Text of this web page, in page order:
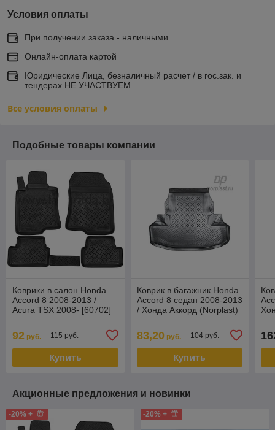
Условия оплаты
При получении заказа - наличными.
Онлайн-оплата картой
Юридические Лица, безналичный расчет / в гос.зак. и
тендерах НЕ УЧАСТВУЕМ
Все условия оплаты
Подобные товары компании
Коврики в салон Honda
Accord 8 2008-2013 /
Acura TSX 2008- [60702]
92 руб. 115 руб.
Купить
Коврик в багажник Honda
Accord 8 седан 2008-2013
/ Хонда Аккорд (Norplast)
83,20руб. 104 руб.
Купить
Акционные предложения и новинки
-20% + -20% +